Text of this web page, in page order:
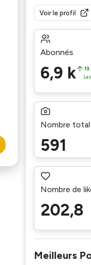
Voir le profil
Abonnés
6,9 k
Nombre
591
Nombre de
202,8
Meilleurs